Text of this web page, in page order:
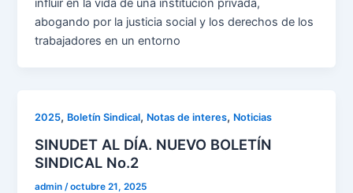
influir en la vida de una institución privada,
abogando por la justicia social y los derechos de los
trabajadores en un entorno
2025, Boletín Sindical, Notas de interes, Noticias
SINUDET AL DÍA. NUEVO BOLETÍN
SINDICAL No.2
admin /octubre 21, 2025